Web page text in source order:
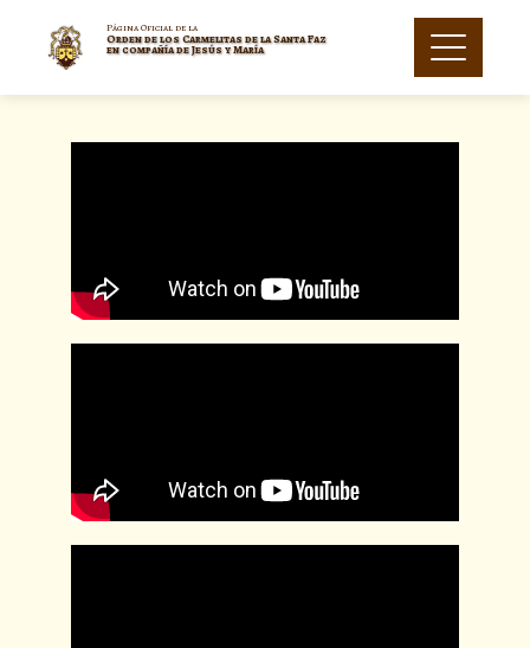
Página Oficial de la
Orden de los Carmelitas de la Santa Faz
en compañía de Jesús y María